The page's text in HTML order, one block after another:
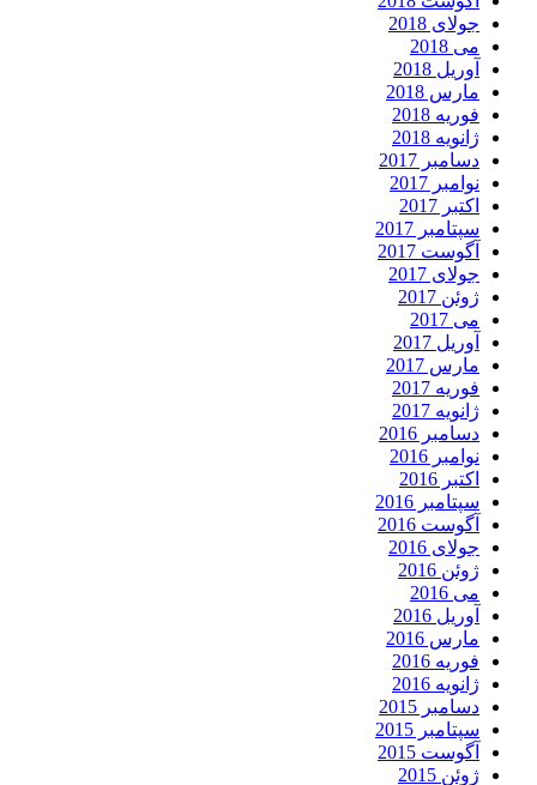
جولای 2018
می 2018
آوریل 2018
مارس 2018
فوریه 2018
ژانویه 2018
دسامبر 2017
نوامبر 2017
اکتبر 2017
سپتامبر 2017
آگوست 2017
جولای 2017
ژوئن 2017
می 2017
آوریل 2017
مارس 2017
فوریه 2017
ژانویه 2017
دسامبر 2016
نوامبر 2016
اکتبر 2016
سپتامبر 2016
آگوست 2016
جولای 2016
ژوئن 2016
می 2016
آوریل 2016
مارس 2016
فوریه 2016
ژانویه 2016
دسامبر 2015
سپتامبر 2015
آگوست 2015
ژوئن 2015